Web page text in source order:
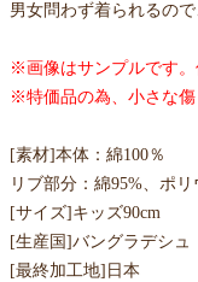
男女問わず着られるの
※画像はサンプルです。
※特価品の為、小さな傷
[素材]本体：綿100％
リブ部分：綿95%、ポ
[サイズ]キッズ90cm
[生産国]バングラデシュ
[最終加工地]日本